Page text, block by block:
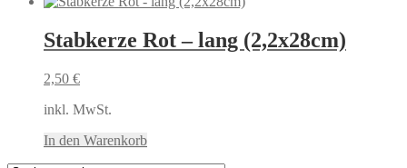
Stabkerze Rot – lang (2,2x28cm)
2,50 €
inkl. MwSt.
In den Warenkorb